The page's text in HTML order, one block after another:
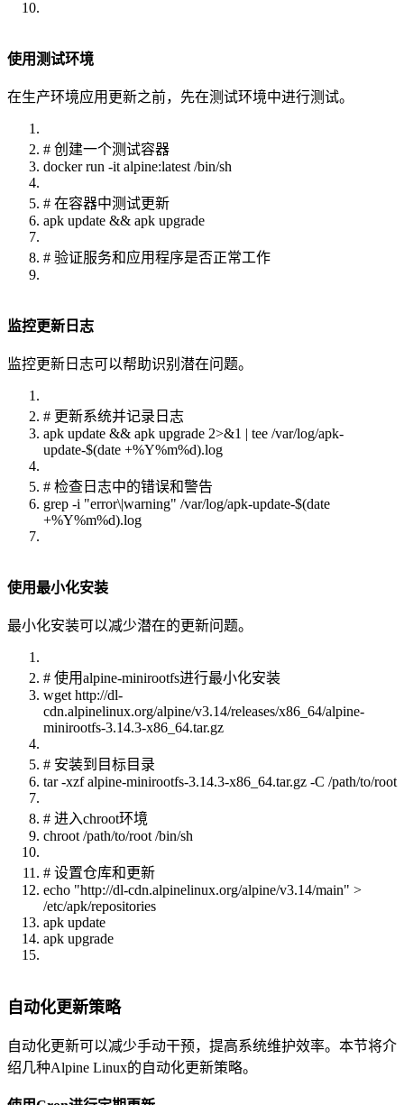
使用测试环境
在生产环境应用更新之前，先在测试环境中进行测试。
# 创建一个测试容器
docker run -it alpine:latest /bin/sh
# 在容器中测试更新
apk update && apk upgrade
# 验证服务和应用程序是否正常工作
监控更新日志
监控更新日志可以帮助识别潜在问题。
# 更新系统并记录日志
apk update && apk upgrade 2>&1 | tee /var/log/apk-
update-$(date +%Y%m%d).log
# 检查日志中的错误和警告
grep -i "error\|warning" /var/log/apk-update-$(date
+%Y%m%d).log
使用最小化安装
最小化安装可以减少潜在的更新问题。
# 使用alpine-minirootfs进行最小化安装
wget http://dl-
cdn.alpinelinux.org/alpine/v3.14/releases/x86_64/alpine-
minirootfs-3.14.3-x86_64.tar.gz
# 安装到目标目录
tar -xzf alpine-minirootfs-3.14.3-x86_64.tar.gz -C /path/to/root
# 进入chroot环境
chroot /path/to/root /bin/sh
# 设置仓库和更新
echo "http://dl-cdn.alpinelinux.org/alpine/v3.14/main" >
/etc/apk/repositories
apk update
apk upgrade
自动化更新策略
自动化更新可以减少手动干预，提高系统维护效率。本节将介
绍几种Alpine Linux的自动化更新策略。